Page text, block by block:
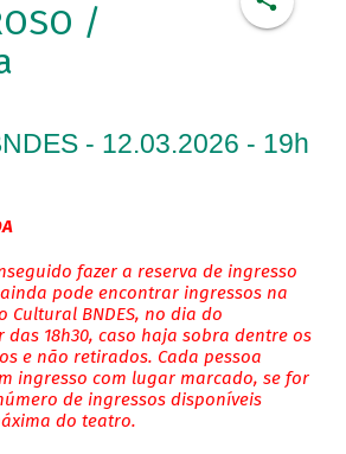
/
- 12.03.2026 - 19h
fazer a reserva de ingresso
pode encontrar ingressos na
Cultural BNDES, no dia do
18h30, caso haja sobra dentre os
e não retirados. Cada pessoa
ingresso com lugar marcado, se for
de ingressos disponíveis
do teatro.